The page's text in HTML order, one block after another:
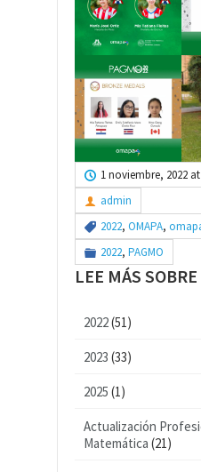
1 noviembre, 2022 at
admin
2022, OMAPA,
2022, PAGMO
LEE MÁS SOBRE
2022(51)
2023 (33)
2025 (1)
Actualización
Matemática (21)